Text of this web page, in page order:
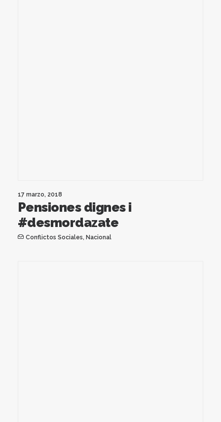
17 marzo, 2018
Pensiones dignes i
#desmordazate
Conflictos Sociales, Nacional